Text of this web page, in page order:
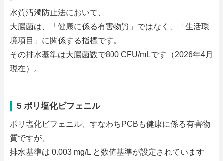
水質汚濁防止法において、
大腸菌は、「健康に係る有害物質」ではなく、「生活環
境項目」に関係する指標です。
その排水基準は大腸菌数で800 CFU/mLです（2026年4月
現在）。
5 ポリ塩化ビフェニル
ポリ塩化ビフェニル、すなわちPCBも健康に係る有害物
質ですが、
排水基準は 0.003 mg/L と数値基準が設定されています